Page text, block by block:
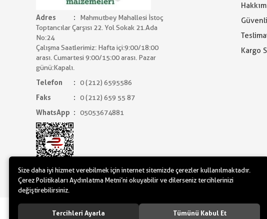
Adres
Mahmutbey Mahallesi İstoç
Toptancılar Çarşısı 22. Yol Sokak 21.Ada
No:24
Çalışma Saatlerimiz: Hafta içi:9:00/18:00
arası. Cumartesi 9:00/15:00 arası. Pazar
günü:Kapalı.
Telefon
0 (212) 6595586
Faks
0 (212) 659 55 87
WhatsApp
05053674881
Kargo
www.yilbasimalzemeleri.com - www.partidolu.com bir
Size daha iyi hizmet verebilmek için internet sitemizde çerezler kullanılmaktadır.
Çerez Politikaları Aydınlatma Metni’ni okuyabilir ve dilerseniz tercihlerinizi
değiştirebilirsiniz.
Tercihleri Ayarla Tümünü Kabul Et